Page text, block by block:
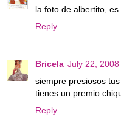
la foto de albertito,
Reply
Bricela July 22, 2008
siempre presiosos tus
tienes un premio
Reply